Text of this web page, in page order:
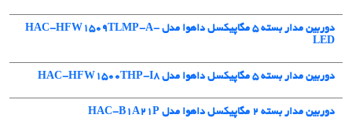
دوربین مدار بسته 5 مگاپیکسل داهوا مدل HAC-HFW1509TLMP-A-
LED
دوربین مدار بسته 5 مگاپیکسل داهوا مدل HAC-HFW1500THP-I8
دوربین مدار بسته ۲ مگاپیکسل داهوا مدل HAC-B1A21P